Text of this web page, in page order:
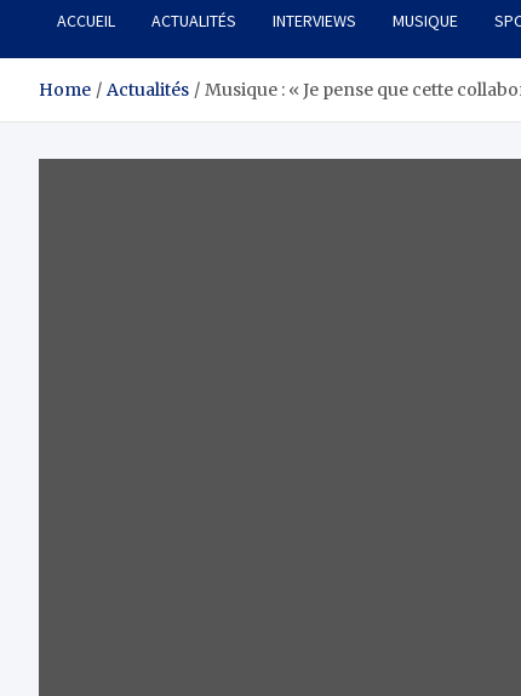
ACCUEIL ACTUALITÉS INTERVIEWS MUSIQUE
Home Actualités Musique : « Je pense que cette